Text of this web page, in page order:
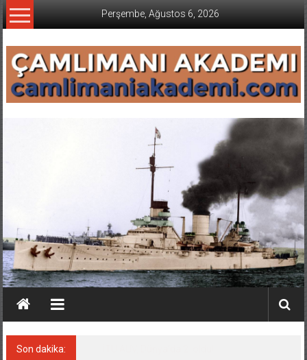
İçeriğe
geç
Perşembe, Ağustos 6, 2026
Son dakika: